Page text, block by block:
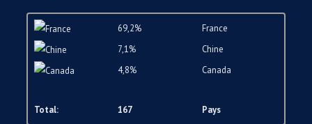
69,2%
France
7,1%
Chine
4,8%
Canada
Total: 167 Pays